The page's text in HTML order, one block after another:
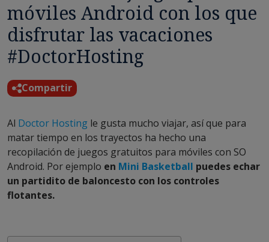
móviles Android con los que
disfrutar las vacaciones
#DoctorHosting
Compartir
Al Doctor Hosting le gusta mucho viajar, así que para
matar tiempo en los trayectos ha hecho una
recopilación de juegos gratuitos para móviles con SO
Android. Por ejemplo en Mini Basketball puedes echar
un partidito de baloncesto con los controles
flotantes.